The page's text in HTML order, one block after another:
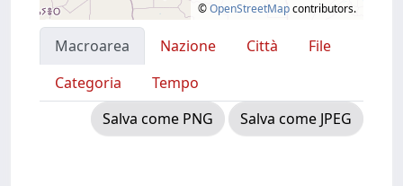
©OpenStreetMapcontributors.
Macroarea Nazione Città
File
Categoria
Tempo
Salva come PNG
Salva come JPEG